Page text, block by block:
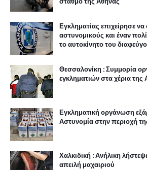
Εγκληματίας επιχείρησε
αστυνομικούς και έναν
το αυτοκίνητο του
Θεσσαλονίκη : Συμμορία
εγκληματιών στα χέρια της
Εγκληματική οργάνωση
Αστυνομία στην περιοχή
Χαλκιδική : Ανήλικη
απειλή μαχαιριού